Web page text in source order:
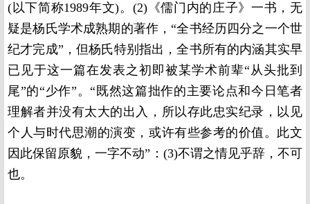
(以下简称1989年文)。 (2)《儒门内的庄子》一书，无
疑是杨氏学术成熟期的著作，“全书经历四分之一个世
纪才完成”，但杨氏特别指出，全书所有的内涵其实早
已见于这一篇在发表之初即被某学术前辈“从头批到
尾”的“少作”。“既然这篇拙作的主要论点和今日笔者
理解者并没有太大的出入，所以存此忠实纪录，以见
个人与时代思潮的演变，或许有些参考的价值。此文
因此保留原貌，一字不动”： (3)不谓之情见乎辞，不可
也。